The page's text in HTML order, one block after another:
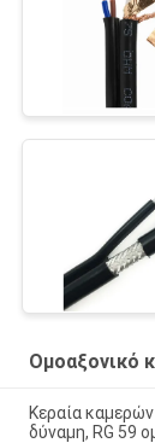
Ομοαξονικό
Κεραία καμερών
δύναμη, RG 59